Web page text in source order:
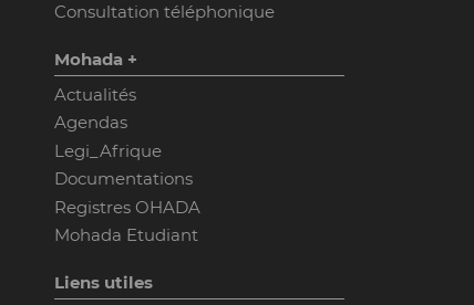
Consultation téléphonique
Mohada +
Actualités
Agendas
Legi_Afrique
Documentations
Registres OHADA
Mohada Etudiant
Liens utiles